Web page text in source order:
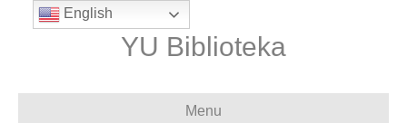
YU Biblioteka
Menu
English